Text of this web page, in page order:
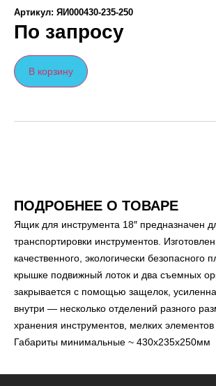
Артикул: ЯИ000430-235-250
По запросу
В корзину
ПОДРОБНЕЕ О ТОВАРЕ
Ящик для инструмента 18″ предназначен
транспортировки инструментов.
качественного, экологически безопасного
крышке подвижный лоток и два съемных
закрывается с помощью защелок,
внутри — несколько отделений разного
хранения инструментов, мелких элементов
Габариты минимальные ~ 430x235x250мм